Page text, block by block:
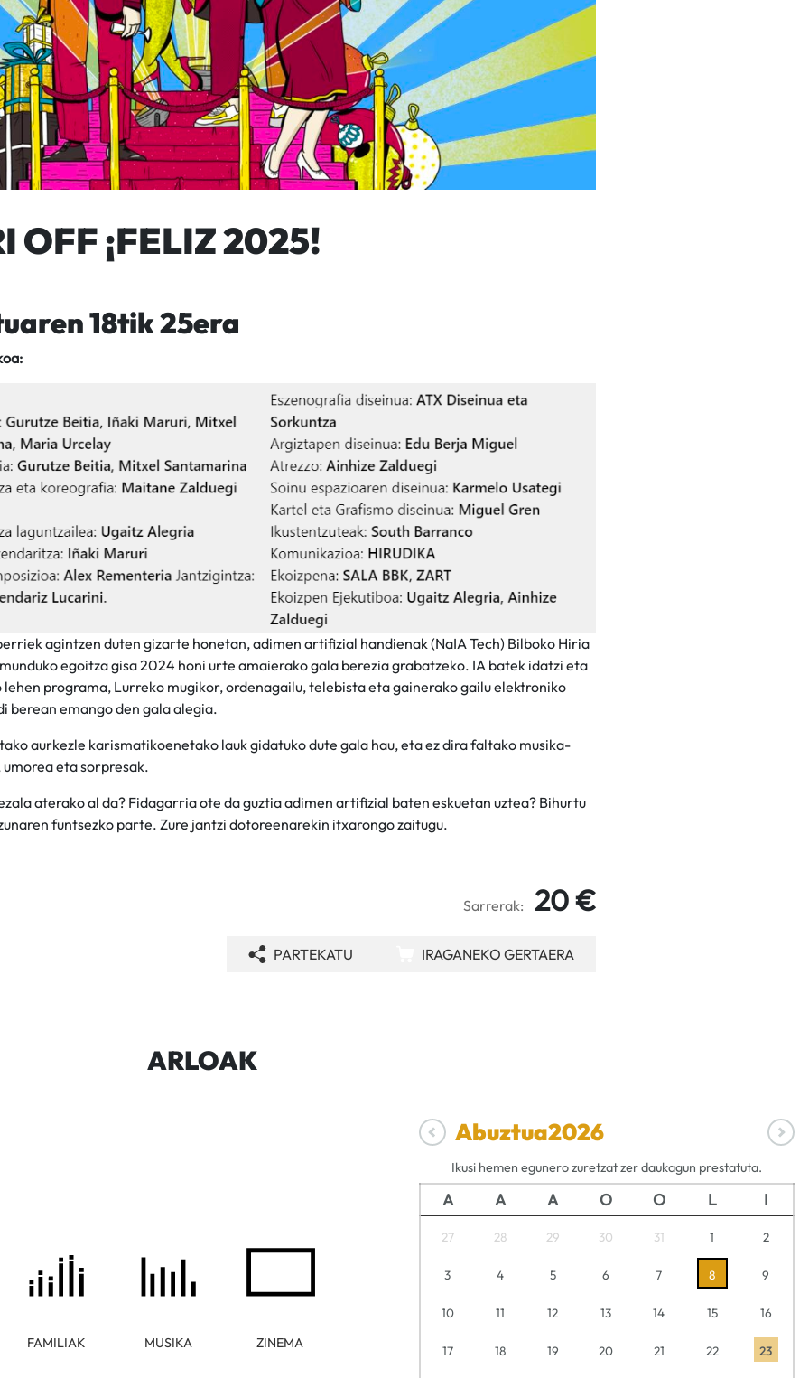
OFF ¡FELIZ 2025!
18tik 25era
agintzen duten gizarte honetan, adimen artifizial handienak (NaIA Tech) Bilboko Hiria
egoitza gisa 2024 honi urte amaierako gala berezia grabatzeko. IA batek idatzi eta
lehen programa, Lurreko mugikor, ordenagailu, telebista eta gainerako gailu elektroniko
berean emango den gala alegia.
aurkezle karismatikoenetako lauk gidatuko dute gala hau, eta ez dira faltako musika-
eta sorpresak.
aterako al da? Fidagarria ote da guztia adimen artifizial baten eskuetan uztea? Bihurtu
funtsezko parte. Zure jantzi dotoreenarekin itxarongo zaitugu.
Sarrerak: 20 €
PARTEKATU IRAGANEKO GERTAERA
ARLOAK
FAMILIAK MUSIKA ZINEMA
Abuztua2026
Ikusi hemen egunero zuretzat zer daukagun prestatuta.
A A A O O L I
27 28 29 30 31 1 2
3 4 5 6 7 8 9
10 11 12 13 14 15 16
17 18 19 20 21 22 23